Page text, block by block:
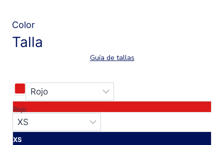
Color
Talla
Guía de tallas
Rojo
XS